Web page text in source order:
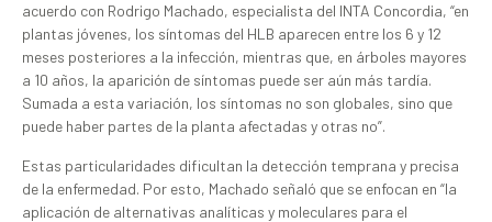
acuerdo con Rodrigo Machado, especialista del INTA Concordia, “en
plantas jóvenes, los síntomas del HLB aparecen entre los 6 y 12
meses posteriores a la infección, mientras que, en árboles mayores
a 10 años, la aparición de síntomas puede ser aún más tardía.
Sumada a esta variación, los síntomas no son globales, sino que
puede haber partes de la planta afectadas y otras no”.
Estas particularidades dificultan la detección temprana y precisa
de la enfermedad. Por esto, Machado señaló que se enfocan en “la
aplicación de alternativas analíticas y moleculares para el